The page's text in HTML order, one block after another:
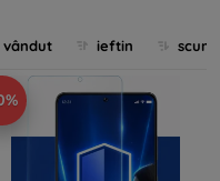
vândut ieftin